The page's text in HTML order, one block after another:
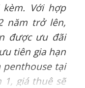
Với hợp
năm trở lên,
được ưu đãi
tiên gia hạn
penthouse tại
giá thuê sẽ